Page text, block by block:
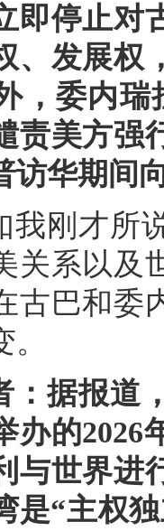
即停止对
、发展权
，委内
责美方强
访华期间
我刚才所
关系以及
古巴和委
：据报道
办的2026
与世界进
是“主权